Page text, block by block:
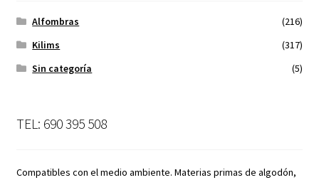
Alfombras
(216)
Kilims
(317)
Sin categoría
(5)
TEL: 690 395 508
Compatibles con el medio ambiente. Materias primas de algodón,